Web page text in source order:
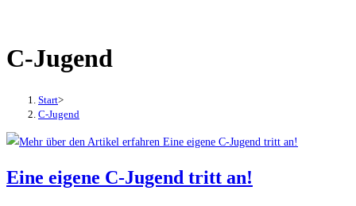
C-Jugend
Start>
C-Jugend
Eine eigene C-Jugend tritt an!